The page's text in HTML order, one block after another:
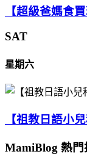
【超級爸媽食
SAT
星期六
【祖教日語小
MamiBlog 熱門